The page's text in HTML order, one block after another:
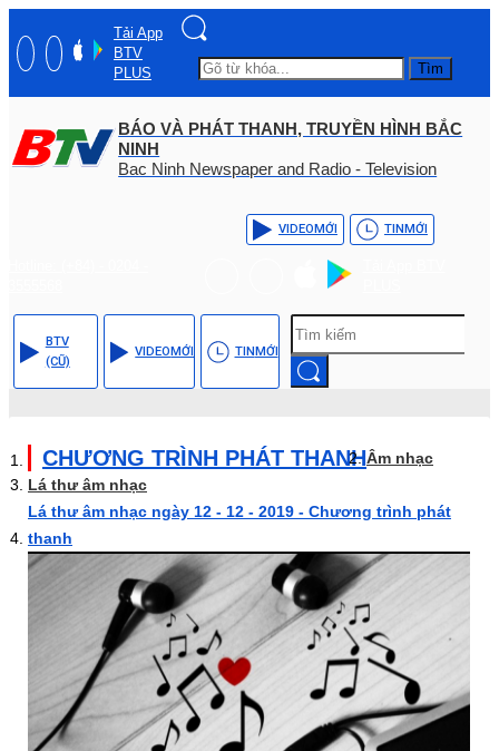
Tải App
BTV
PLUS
Tìm
BÁO VÀ PHÁT THANH, TRUYỀN HÌNH BẮC
NINH
Bac Ninh Newspaper and Radio - Television
VIDEOMỚI TINMỚI
BTV
(CŨ)
VIDEOMỚI TINMỚI
CHƯƠNG TRÌNH PHÁT THANHÂm nhạc
Lá thư âm nhạc
Lá thư âm nhạc ngày 12 - 12 - 2019 - Chương trình phát
thanh